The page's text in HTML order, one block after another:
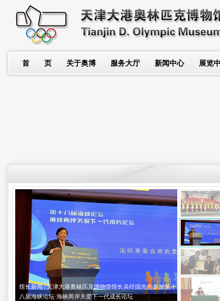
首 页 关于奥博 服务大厅 新闻中心 展览
馆长新闻 | 天津大港奥林匹克博物馆馆长吴经国先生参加第十
八届海峡论坛·海峡两岸关爱下一代成长论坛